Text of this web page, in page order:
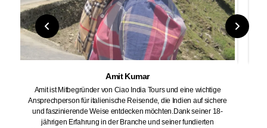
von Ciao India Tours und eine wichtige
italienische Reisende, die Indien auf sichere
Weise entdecken möchten.Dank seiner 18-
in der Branche und seiner fundierten
Neelam ist eine
Erfahrung im
englisch- und
maßgeschneiderte